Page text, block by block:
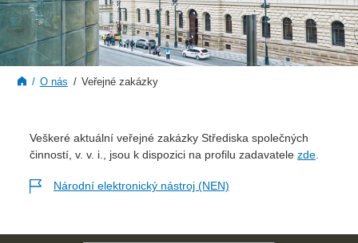
O nás Veřejné zakázky
Veškeré aktuální veřejné zakázky Střediska společných
činností, v. v. i., jsou k dispozici na profilu zadavatele zde.
Národní elektronický nástroj (NEN)